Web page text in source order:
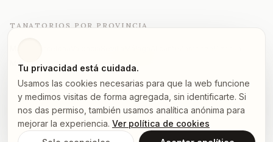
TANATORIOS POR PROVINCIA
Murcia
A Coruña Asturias Granada Ver todas →
2026
tanatorios.pro — Todos los derechos reservados
Los datos proceden de fuentes públicas. Notifica un error.
Tu privacidad está cuidada.
Usamos las cookies necesarias para que la web funcione
y medimos visitas de forma agregada, sin identificarte. Si
nos das permiso, también usamos analítica anónima para
mejorar la experiencia. Ver política de cookies